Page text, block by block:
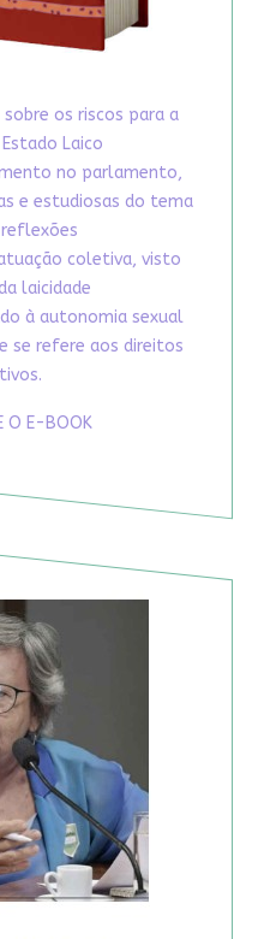
os riscos para a
Laico
no parlamento,
e estudiosas do tema
coletiva, visto
laicidade
à autonomia sexual
se refere aos direitos
O E-BOOK